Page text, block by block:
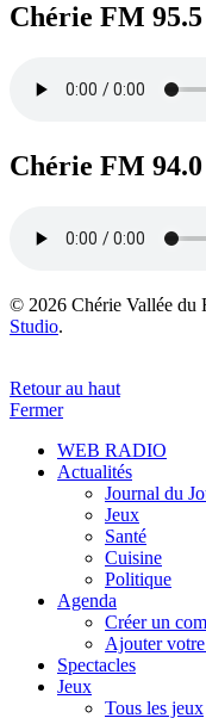
Chérie FM 95.5
Chérie FM 94.0
© 2026 Chérie Vallée du
Studio.
Retour au haut
Fermer
WEB RADIO
Actualités
Journal du
Jeux
Santé
Cuisine
Politique
Agenda
Créer un
Ajouter
Spectacles
Jeux
Tous les jeux